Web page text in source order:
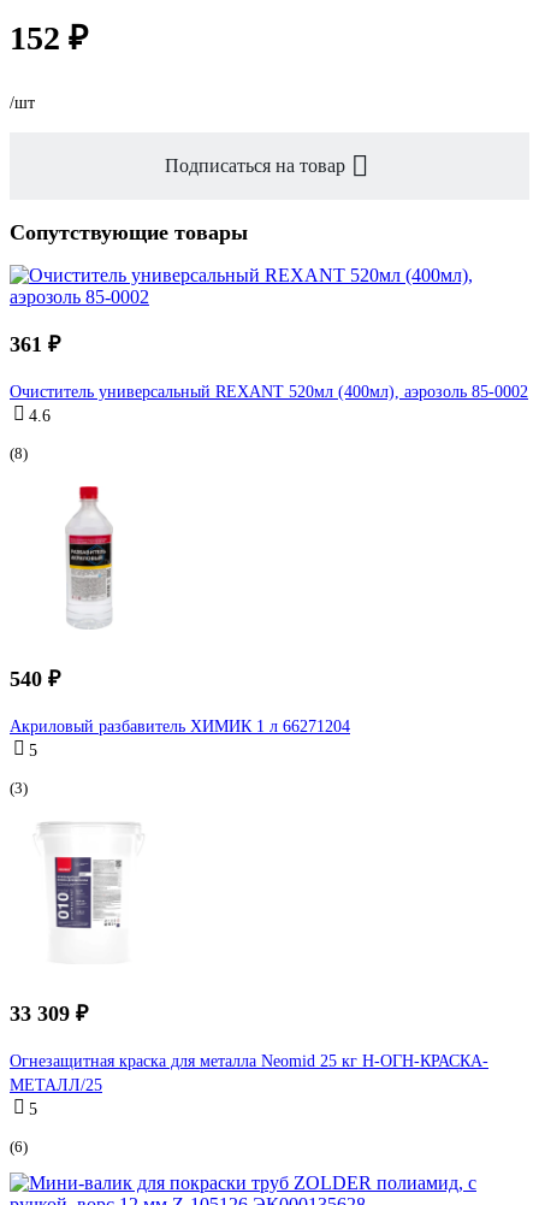
152 ₽
/шт
Подписаться на товар
Сопутствующие товары
361 ₽
Очиститель универсальный REXANT 520мл (400мл), аэрозоль 85-0002
4.6
(8)
540 ₽
Акриловый разбавитель ХИМИК 1 л 66271204
5
(3)
33 309 ₽
Огнезащитная краска для металла Neomid 25 кг Н-ОГН-КРАСКА-
МЕТАЛЛ/25
5
(6)